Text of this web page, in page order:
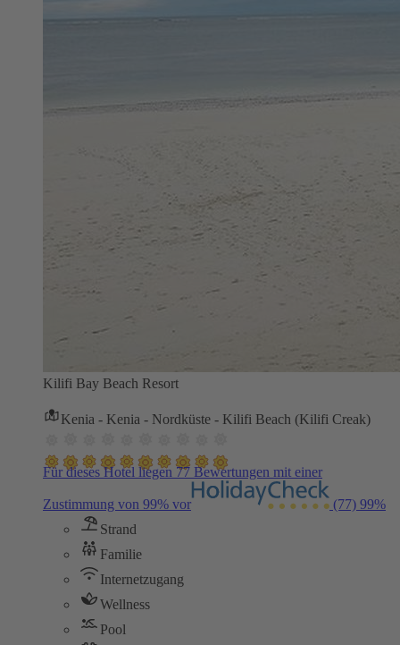
Kilifi Bay Beach Resort
Kenia - Kenia - Nordküste - Kilifi Beach (Kilifi Creak)
Für dieses Hotel liegen 77 Bewertungen mit einer
Zustimmung von 99% vor (77) 99%
Strand
Familie
Internetzugang
Wellness
Pool